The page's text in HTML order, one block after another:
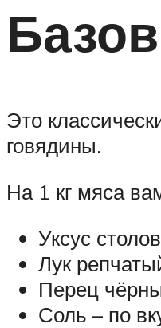
Это
говядины.
На 1 кг мяса
Уксус
Лук
Перец
Соль – по